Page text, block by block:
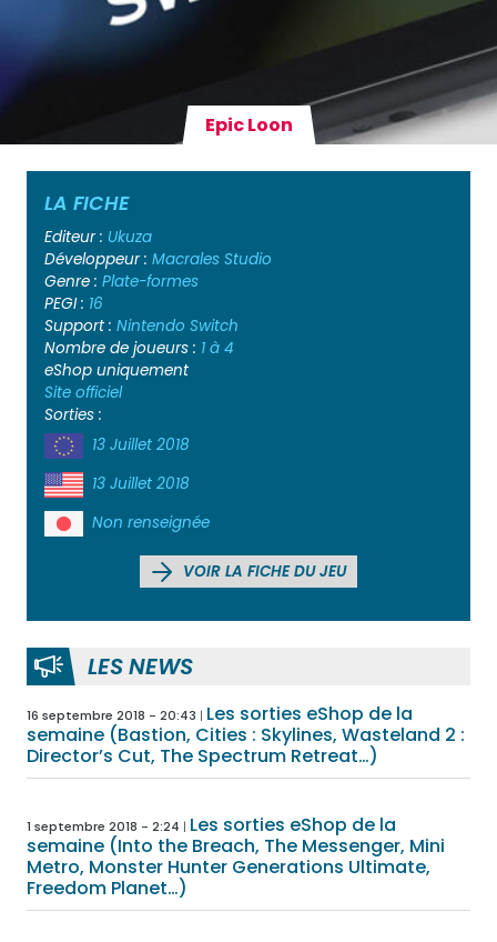
Epic Loon
LA FICHE
Editeur : Ukuza
Développeur : Macrales Studio
Genre : Plate-formes
PEGI : 16
Support : Nintendo Switch
Nombre de joueurs : 1 à 4
eShop uniquement
Site officiel
Sorties :
13 Juillet 2018
13 Juillet 2018
Non renseignée
VOIR LA FICHE DU JEU
LES NEWS
16 septembre 2018 - 20:43
Les sorties eShop de la
semaine (Bastion, Cities : Skylines, Wasteland 2 :
Director’s Cut, The Spectrum Retreat…)
1 septembre 2018 - 2:24
Les sorties eShop de la
semaine (Into the Breach, The Messenger, Mini
Metro, Monster Hunter Generations Ultimate,
Freedom Planet…)